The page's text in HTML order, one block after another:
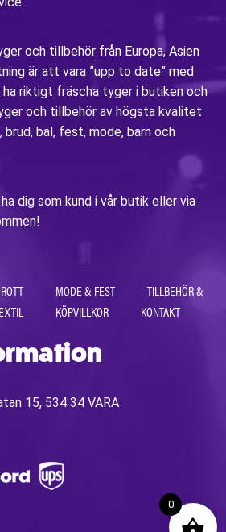
och tillbehör från Europa, Asien
är att vara ”upp to date” med
riktigt fräscha tyger i butiken och
och tillbehör av högsta kvalitet
bal, fest, mode, barn och
dig som kund i vår butik eller via
MODE & FEST
TILLBEHÖR &
KÖPVILLKOR KONTAKT
15, 534 34 VARA
0